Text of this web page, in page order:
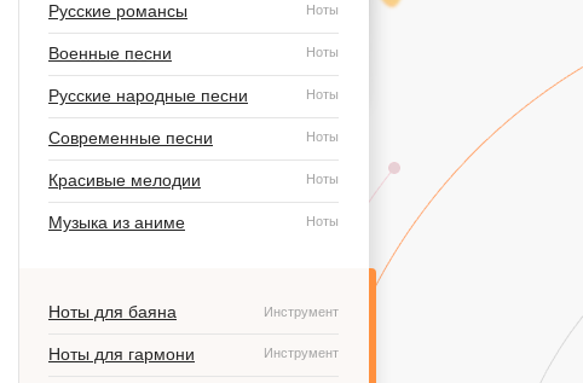
Русские романсы Ноты
Военные песни Ноты
Русские народные песни Ноты
Современные песни Ноты
Красивые мелодии Ноты
Музыка из аниме Ноты
Ноты для баяна Инструмент
Ноты для гармони Инструмент